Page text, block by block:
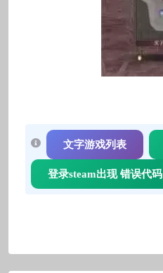
文字游戏列表
登录steam出现 错误代码